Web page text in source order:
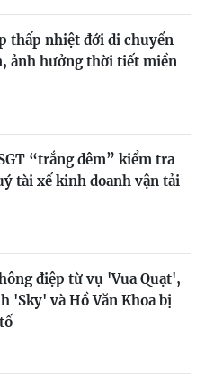
thấp nhiệt đới di chuyển
ảnh hưởng thời tiết miền
“trắng đêm” kiểm tra
tài xế kinh doanh vận tải
điệp từ vụ 'Vua Quạt',
'Sky' và Hồ Văn Khoa bị